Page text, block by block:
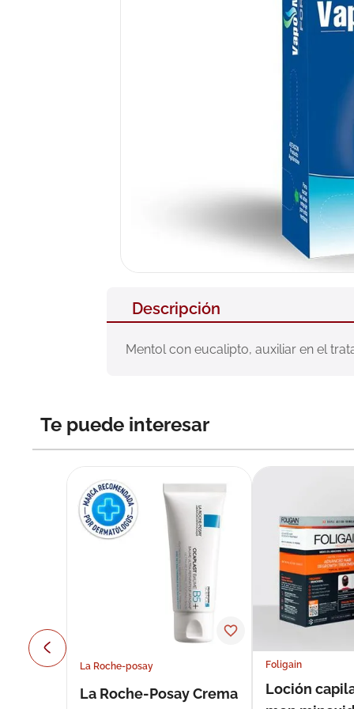
Descripción
Mentol con eucalipto, auxiliar en el
Te puede interesar
La Roche-posay
La Roche-Posay Crema
Foligain
Loción
10 pañales